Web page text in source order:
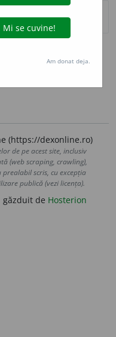
(https://dexonline.ro)
de pe acest site, inclusiv
(web scraping, crawling),
scris, cu excepția
publică (vezi licența).
găzduit de Hosterion
Am donat deja.